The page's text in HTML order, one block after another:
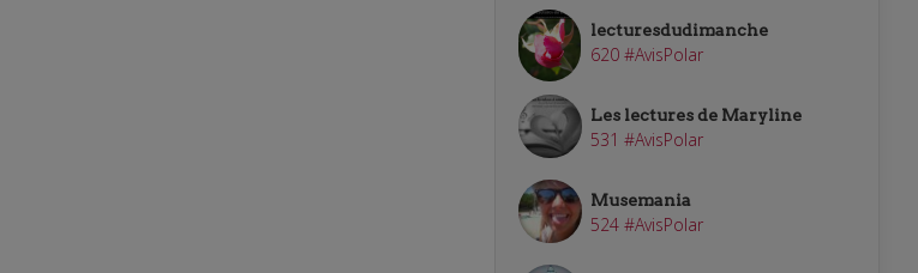
lecturesdudimanche
620 #AvisPolar
Les lectures de Maryline
531 #AvisPolar
Musemania
524 #AvisPolar